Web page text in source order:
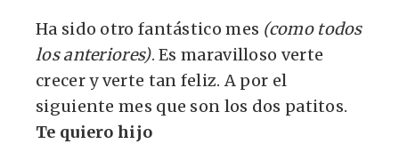
Ha sido otro fantástico mes (como todos
los anteriores). Es maravilloso verte
crecer y verte tan feliz. A por el
siguiente mes que son los dos patitos.
Te quiero hijo